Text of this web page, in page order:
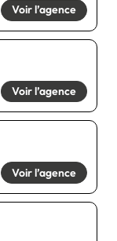
Voir l’agence
Voir l’agence
Voir l’agence